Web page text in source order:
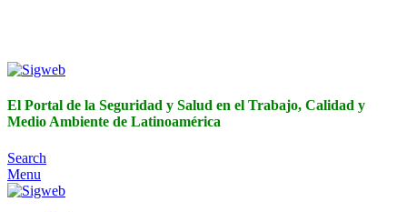
El Portal de la Seguridad y Salud en el Trabajo, Calidad y
Medio Ambiente de Latinoamérica
Search
Menu